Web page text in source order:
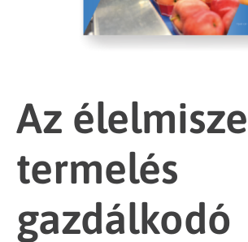
Az
termelés
gazdálkodó